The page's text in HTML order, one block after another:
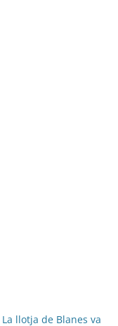
La llotja de Blanes va